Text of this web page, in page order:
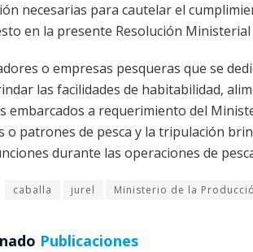
necesarias para cautelar el
en la presente Resolución
o empresas pesqueras que se
las facilidades de habitabilidad,
embarcados a requerimiento del
o patrones de pesca y la tripulación
durante las operaciones de
caballa jurel Ministerio de la
Publicaciones